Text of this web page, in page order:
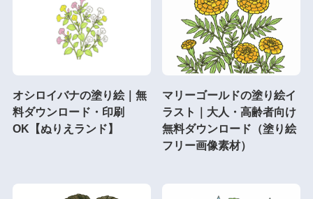
オシロイバナの塗り絵｜無
料ダウンロード・印刷
OK【ぬりえランド】
マリーゴールドの塗り絵イ
ラスト｜大人・高齢者向け
無料ダウンロード（塗り絵
フリー画像素材）